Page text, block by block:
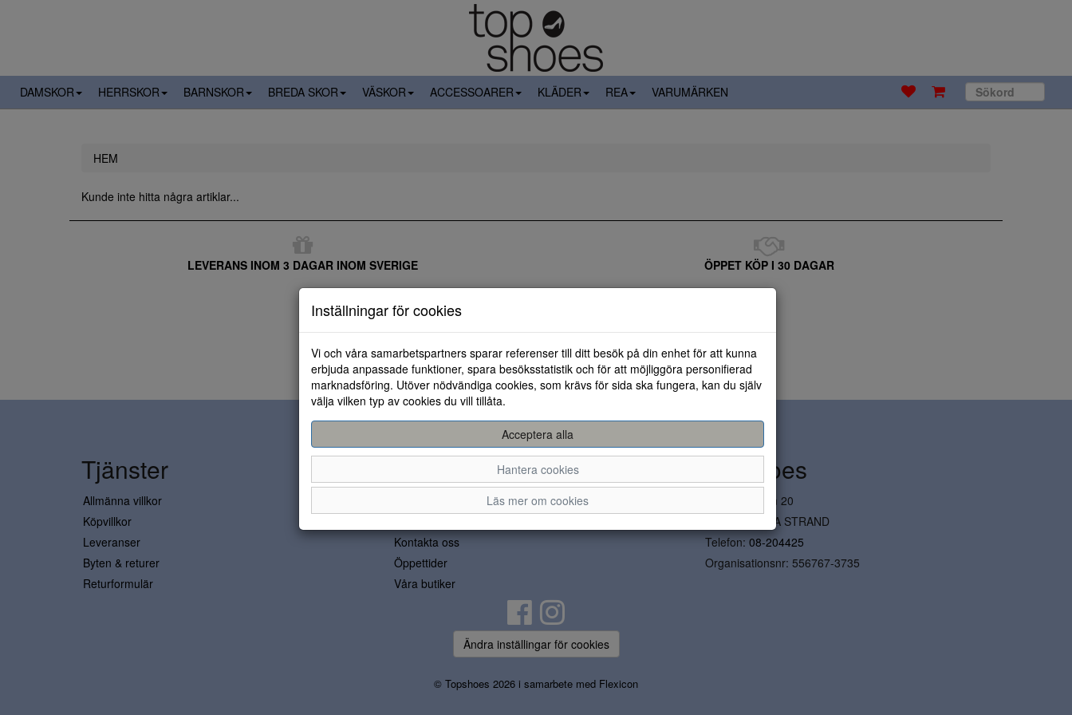
DAMSKOR HERRSKOR BARNSKOR BREDA SKOR VÄSKOR ACCESSOARER KLÄDER REA VARUMÄRKEN
HEM
Kunde inte hitta några artiklar...
LEVERANS INOM 3 DAGAR INOM SVERIGE ÖPPET KÖP I 30 DAGAR
Inställningar för cookies
Vi och våra samarbetspartners sparar referenser till ditt besök på din enhet för att kunna
erbjuda anpassade funktioner, spara besöksstatistik och för att möjliggöra personifierad
marknadsföring. Utöver nödvändiga cookies, som krävs för sida ska fungera, kan du själv
välja vilken typ av cookies du vill tillåta.
Acceptera alla
Hantera cookies
Läs mer om cookies
Tjänster
Allmänna villkor
Köpvillkor
Leveranser
Byten & returer
Returformulär
Kontakta oss
Öppettider
Våra butiker
Topshoes
Cylindervägen 20
131 52 NACKA STRAND
Telefon: 08-204425
Organisationsnr: 556767-3735
Ändra inställingar för cookies
© Topshoes 2026 i samarbete med Flexicon